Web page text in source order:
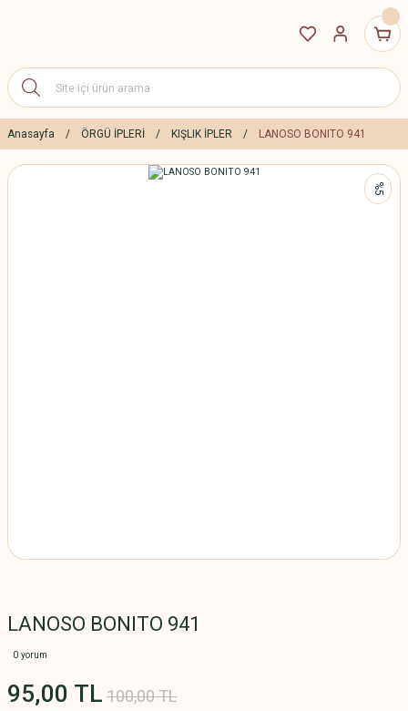
Anasayfa ÖRGÜ İPLERİ KIŞLIK İPLER LANOSO BONITO 941
%5
LANOSO BONITO 941
0 yorum
95,00 TL 100,00 TL